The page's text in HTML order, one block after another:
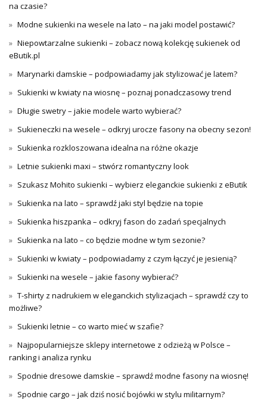
na czasie?
Modne sukienki na wesele na lato – na jaki model postawić?
Niepowtarzalne sukienki – zobacz nową kolekcję sukienek od
eButik.pl
Marynarki damskie – podpowiadamy jak stylizować je latem?
Sukienki w kwiaty na wiosnę – poznaj ponadczasowy trend
Długie swetry – jakie modele warto wybierać?
Sukieneczki na wesele – odkryj urocze fasony na obecny sezon!
Sukienka rozkloszowana idealna na różne okazje
Letnie sukienki maxi – stwórz romantyczny look
Szukasz Mohito sukienki – wybierz eleganckie sukienki z eButik
Sukienka na lato – sprawdź jaki styl będzie na topie
Sukienka hiszpanka – odkryj fason do zadań specjalnych
Sukienka na lato – co będzie modne w tym sezonie?
Sukienki w kwiaty – podpowiadamy z czym łączyć je jesienią?
Sukienki na wesele – jakie fasony wybierać?
T-shirty z nadrukiem w eleganckich stylizacjach – sprawdź czy to
możliwe?
Sukienki letnie – co warto mieć w szafie?
Najpopularniejsze sklepy internetowe z odzieżą w Polsce –
ranking i analiza rynku
Spodnie dresowe damskie – sprawdź modne fasony na wiosnę!
Spodnie cargo – jak dziś nosić bojówki w stylu militarnym?